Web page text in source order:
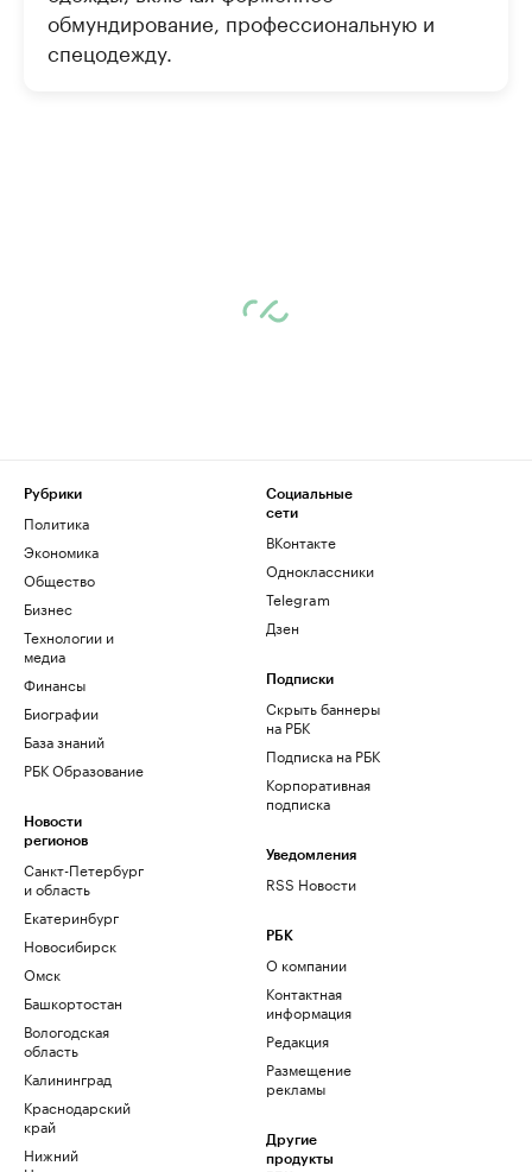
обмундирование, профессиональную и
спецодежду.
Рубрики
Политика
Экономика
Общество
Бизнес
Технологии и
медиа
Финансы
Биографии
База знаний
РБК Образование
Новости
регионов
Санкт-Петербург
и область
Екатеринбург
Новосибирск
Омск
Башкортостан
Вологодская
область
Калининград
Краснодарский
край
Нижний
Социальные
сети
ВКонтакте
Одноклассники
Telegram
Дзен
Подписки
Скрыть баннеры
на РБК
Подписка на РБК
Корпоративная
подписка
Уведомления
RSS Новости
РБК
О компании
Контактная
информация
Редакция
Размещение
рекламы
Другие
продукты